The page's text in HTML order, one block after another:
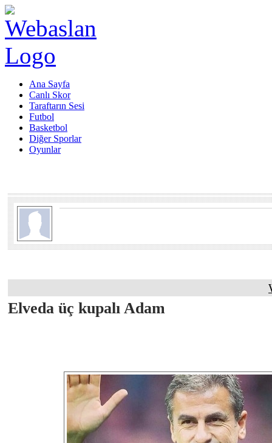
Ana Sayfa
Canlı Skor
Taraftarın Sesi
Futbol
Basketbol
Diğer Sporlar
Oyunlar
Elveda üç kupalı Adam